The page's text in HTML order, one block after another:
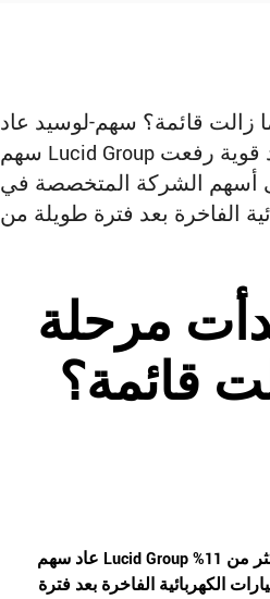
زالت قائمة؟ سهم-لوسيد عاد
سهم Lucid Group إلى واجهة اهتمام المستثمرين خلال الأيام الأخيرة بعد موجة صعود قوية رفعت
إلى أسهم الشركة المتخصصة في
مرحلة
قائمة؟
Lucid Groupإلى واجهة اهتمام المستثمرين خلال الأيام الأخيرة بعد موجة صعود قوية رفعت قيمته بأكثر من 11%
الكهربائية الفاخرة بعد فترة